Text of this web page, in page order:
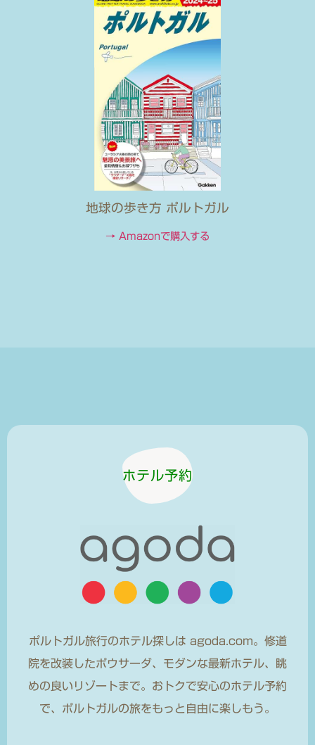
地球の歩き方 ポルトガル
→ Amazonで購入する
ホテル予約
ポルトガル旅行のホテル探しは agoda.com。修道
院を改装したポウサーダ、モダンな最新ホテル、眺
めの良いリゾートまで。おトクで安心のホテル予約
で、ポルトガルの旅をもっと自由に楽しもう。